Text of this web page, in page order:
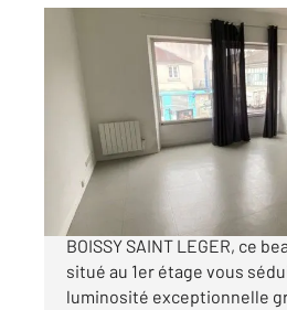
BOISSY ST LEGER 94
, 2 pièces
Ref : 44743
Appartement F2 à
149 000 €
Idéalement situé en plein
BOISSY SAINT LEGER, ce
situé au 1er étage vous
luminosité exceptionnelle